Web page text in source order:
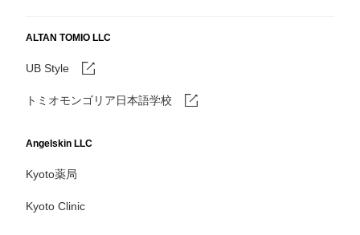
ALTAN TOMIO LLC
UB Style
トミオモンゴリア日本語学校
Angelskin LLC
Kyoto薬局
Kyoto Clinic